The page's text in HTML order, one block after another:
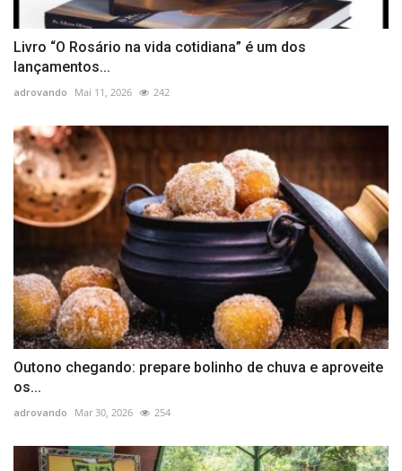
Livro “O Rosário na vida cotidiana” é um dos
lançamentos...
adrovando Mai 11, 2026 242
Outono chegando: prepare bolinho de chuva e aproveite
os...
adrovando Mar 30, 2026 254